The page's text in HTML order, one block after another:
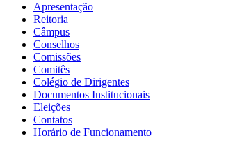
Apresentação
Reitoria
Câmpus
Conselhos
Comissões
Comitês
Colégio de Dirigentes
Documentos Institucionais
Eleições
Contatos
Horário de Funcionamento